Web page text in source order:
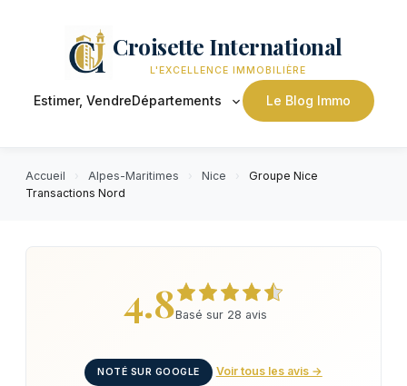
Croisette International
L'EXCELLENCE IMMOBILIÈRE
Estimer, VendreDépartements Le Blog Immo
Accueil Alpes-Maritimes Nice
Groupe Nice
Transactions Nord
4.8Basé sur 28 avis
NOTÉ SUR GOOGLE Voir tous les avis →